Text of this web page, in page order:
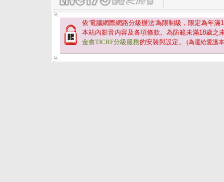
依'電腦網際網路分級辦法'為限制級，限定為年滿
本站內影音內容及各項條款。為防範未滿18歲之
金會TICRF分級服務的安裝與設定。 (為還給愛護